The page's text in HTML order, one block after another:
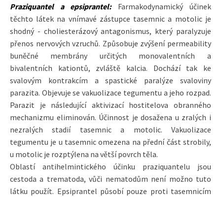
Praziquantel a epsiprantel:Farmakodynamický účinek
těchto látek na vnímavé zástupce tasemnic a motolic je
shodný - choliesterázový antagonismus, který paralyzuje
přenos nervových vzruchů. Způsobuje zvýšení permeability
buněčné membrány určitých monovalentních a
bivalentních kationtů, zvláště kalcia. Dochází tak ke
svalovým kontrakcím a spastické paralýze svaloviny
parazita. Objevuje se vakuolizace tegumentu a jeho rozpad.
Parazit je následující aktivizací hostitelova obranného
mechanizmu eliminován. Účinnost je dosažena u zralých i
nezralých stadií tasemnic a motolic. Vakuolizace
tegumentu je u tasemnic omezena na přední část strobily,
u motolic je rozptýlena na větší povrch těla.
Oblastí antihelmintického účinku praziquantelu jsou
cestoda a trematoda, vůči nematodům není možno tuto
látku použít. Epsiprantel působí pouze proti tasemnicím